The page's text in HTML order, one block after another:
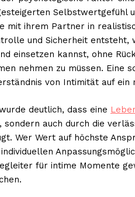
Selbstwertgefühl
mit ihrem Partner in
und Sicherheit entsteht,
einsetzen kannst, ohne
nehmen zu müssen. Eine
von Intimität auf ein
deutlich, dass eine
auch durch die
Wer Wert auf höchste
für intime Momente